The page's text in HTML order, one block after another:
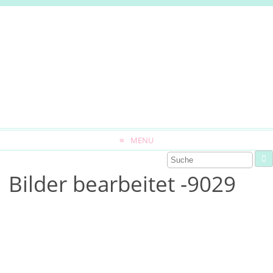
MENU
Bilder bearbeitet -9029